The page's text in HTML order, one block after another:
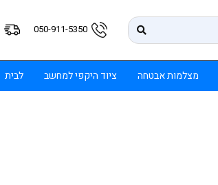
050-911-5350
מצלמות אבטחה ציוד היקפי למחשב לבית